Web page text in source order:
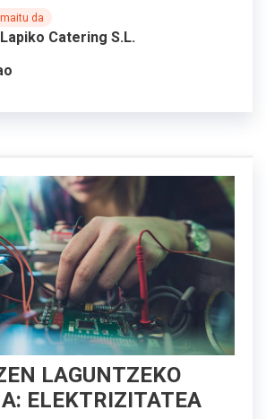
da
Lapiko Catering S.L.
LAGUNTZEKO
ELEKTRIZITATEA